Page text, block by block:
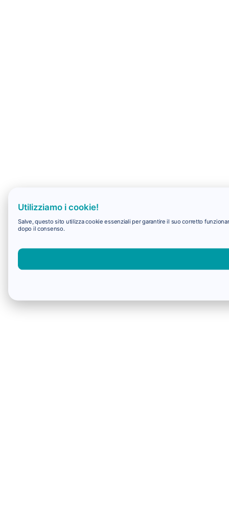
Utilizziamo i cookie!
Salve, questo sito utilizza cookie essenziali per garantire il suo corretto
dopo il consenso.